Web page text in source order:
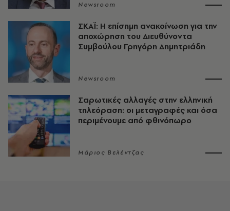
Newsroom
ΣΚΑΪ: Η επίσημη ανακοίνωση για την
αποχώρηση του Διευθύνοντα
Συμβούλου Γρηγόρη Δημητριάδη
Newsroom
Σαρωτικές αλλαγές στην ελληνική
τηλεόραση: οι μεταγραφές και όσα
περιμένουμε από φθινόπωρο
Μάριος Βελέντζας